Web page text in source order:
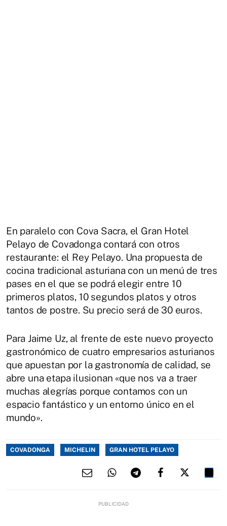
En paralelo con Cova Sacra, el Gran Hotel
Pelayo de Covadonga contará con otros
restaurante: el Rey Pelayo. Una propuesta de
cocina tradicional asturiana con un menú de tres
pases en el que se podrá elegir entre 10
primeros platos, 10 segundos platos y otros
tantos de postre. Su precio será de 30 euros.
Para Jaime Uz, al frente de este nuevo proyecto
gastronómico de cuatro empresarios asturianos
que apuestan por la gastronomía de calidad, se
abre una etapa ilusionan «que nos va a traer
muchas alegrías porque contamos con un
espacio fantástico y un entorno único en el
mundo».
COVADONGA MICHELIN GRAN HOTEL PELAYO